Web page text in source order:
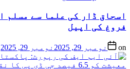
اسحاق ڈار کی علما سے مسلم
فروغ کی اپیل
on نومبر 29, 2025 نومبر 29, 2025